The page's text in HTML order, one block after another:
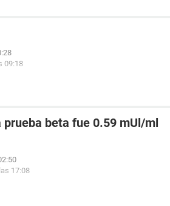
09:18
beta fue 0.59 mUl/ml
17:08